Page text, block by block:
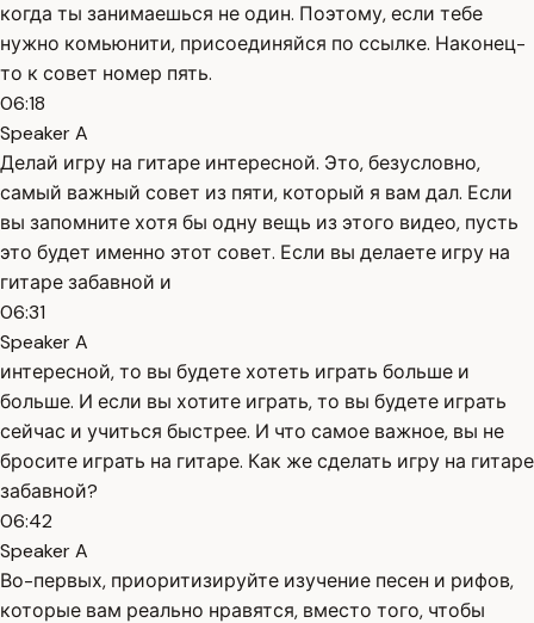
когда ты занимаешься не один. Поэтому, если тебе
нужно комьюнити, присоединяйся по ссылке. Наконец-
то к совет номер пять.
06:18
Speaker A
Делай игру на гитаре интересной. Это, безусловно,
самый важный совет из пяти, который я вам дал. Если
вы запомните хотя бы одну вещь из этого видео, пусть
это будет именно этот совет. Если вы делаете игру на
гитаре забавной и
06:31
Speaker A
интересной, то вы будете хотеть играть больше и
больше. И если вы хотите играть, то вы будете играть
сейчас и учиться быстрее. И что самое важное, вы не
бросите играть на гитаре. Как же сделать игру на гитаре
забавной?
06:42
Speaker A
Во-первых, приоритизируйте изучение песен и рифов,
которые вам реально нравятся, вместо того, чтобы